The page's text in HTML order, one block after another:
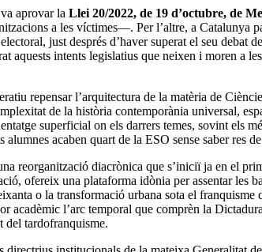
aprovar la Llei 20/2022, de 19 d’octubre, de
a les víctimes—. Per l’altre, a Catalunya
just després d’haver superat el seu debat
intents legislatius que neixen i moren a
repensar l’arquitectura de la matèria de
de la història contemporània universal,
superficial on els darrers temes, sovint els
acaben quart de la ESO sense saber res
reorganització diacrònica que s’iniciï ja en el
ofereix una plataforma idònia per assentar les
o la transformació urbana sota el
acadèmic l’arc temporal que comprèn la
del tardofranquisme.